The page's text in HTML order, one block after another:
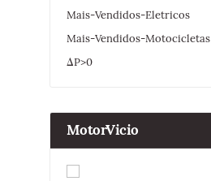
Mais-Vendidos-Eletricos
Mais-Vendidos-Motocicletas
ΔP>0
MotorVicio